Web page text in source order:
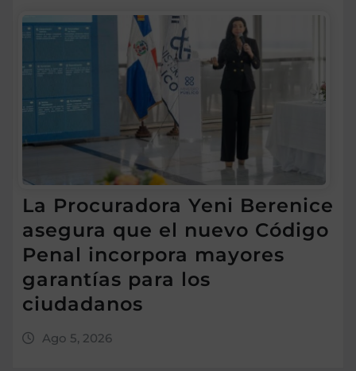
La Procuradora Yeni Berenice
asegura que el nuevo Código
Penal incorpora mayores
garantías para los
ciudadanos
Ago 5, 2026